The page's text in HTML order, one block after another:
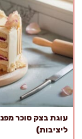
עוגת בצק סוכר
ליציבות)